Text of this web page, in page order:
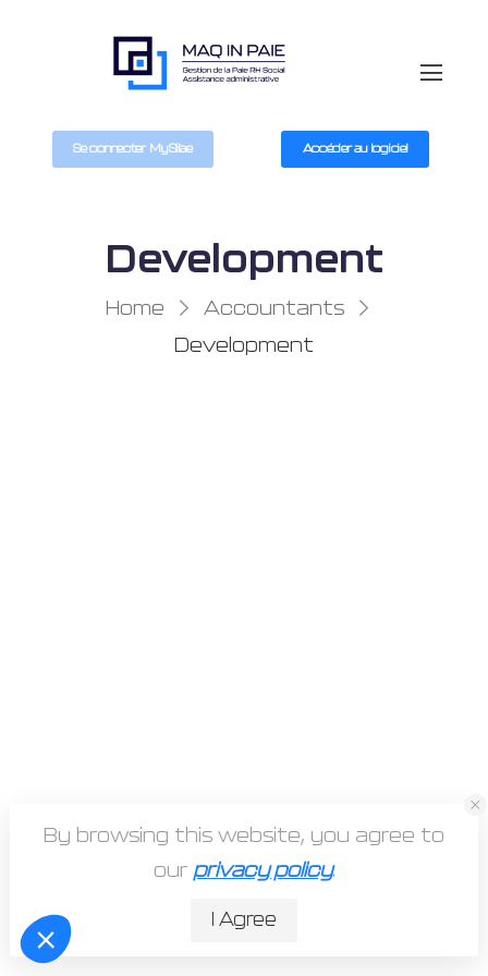
Se connecter MySilae Accéder au logiciel
Development
Home
Accountants
Development
Mentions légales
Maq In Paie © 2026. Tous droits réservés.
Une Histoire de Com
By browsing this website, you agree to
our privacy policy.
I Agree